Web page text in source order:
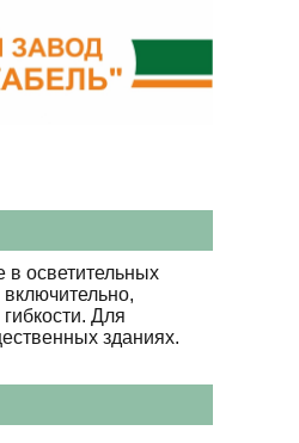
в осветительных
Для
зданиях.